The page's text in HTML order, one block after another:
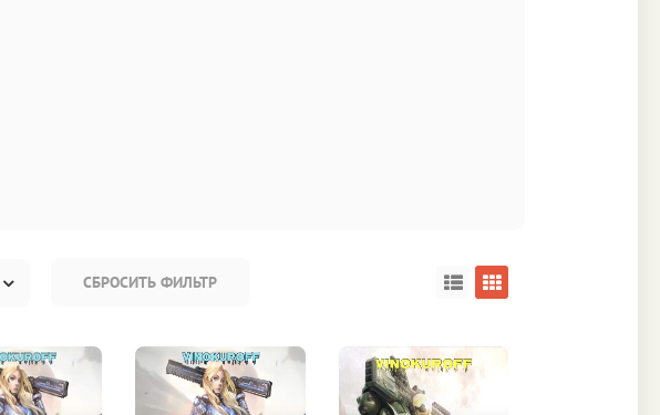
СБРОСИТЬ ФИЛЬТР